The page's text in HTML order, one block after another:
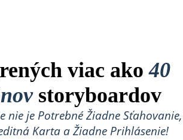
viac ako40
storyboardov
nie je Potrebné Žiadne Sťahovanie,
Karta a Žiadne Prihlásenie!